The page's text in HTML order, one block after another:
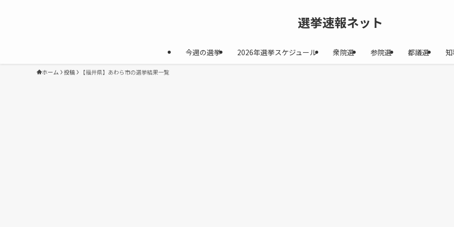
選挙速報ネット
今週の選挙 2026年選挙スケジュール 衆院選 参院選 都議選
ホーム 投稿 【福井県】あわら市の選挙結果一覧